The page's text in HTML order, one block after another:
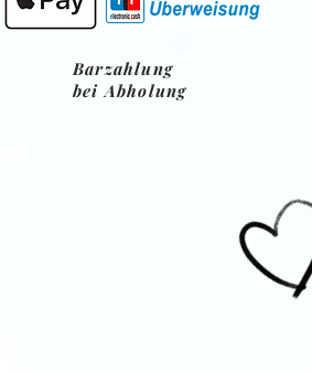
Barzahlung
bei Abholung